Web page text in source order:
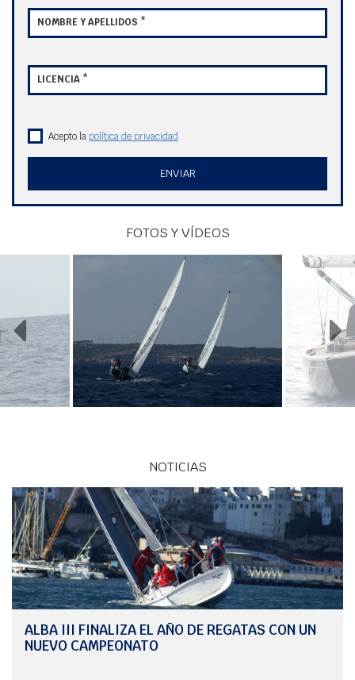
NOMBRE Y APELLIDOS *
LICENCIA *
Acepto la política de privacidad
ENVIAR
FOTOS Y VÍDEOS
NOTICIAS
ALBA III FINALIZA EL AÑO DE REGATAS CON UN
NUEVO CAMPEONATO